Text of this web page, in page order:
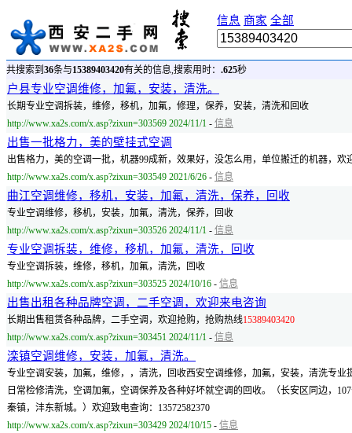
信息 商家 全部
共搜索到 36条与15389403420有关的信息,搜索用时： .625秒
户县专业空调维修，加氟，安装，清洗。
长期专业空调拆装，维修，移机，加氟，修理，保养，安装，清洗和回收
http://www.xa2s.com/x.asp?zixun=303569 2024/11/1 - 信息
出售一批格力，美的壁挂式空调
出售格力，美的空调一批，机器99成新，效果好，没怎么用，单位搬迁的机器，欢
http://www.xa2s.com/x.asp?zixun=303549 2021/6/26 - 信息
曲江空调维修，移机，安装，加氟，清洗，保养，回收
专业空调维修，移机，安装，加氟，清洗，保养，回收
http://www.xa2s.com/x.asp?zixun=303526 2024/11/1 - 信息
专业空调拆装，维修，移机，加氟，清洗，回收
专业空调拆装，维修，移机，加氟，清洗，回收
http://www.xa2s.com/x.asp?zixun=303525 2024/10/16 - 信息
出售出租各种品牌空调，二手空调，欢迎来电咨询
长期出售租赁各种品牌，二手空调，欢迎抢购，抢购热线15389403420
http://www.xa2s.com/x.asp?zixun=303451 2024/11/1 - 信息
滦镇空调维修，安装，加氟，清洗。
专业空调安装，加氟，维修，，清洗，回收西安空调维修，加氟，安装，清洗专
日常检修清洗，空调加氟，空调保养及各种好坏就空调的回收。（长安区同边，
秦镇，沣东新城。）欢迎致电查询：13572582370
http://www.xa2s.com/x.asp?zixun=303429 2024/10/15 - 信息